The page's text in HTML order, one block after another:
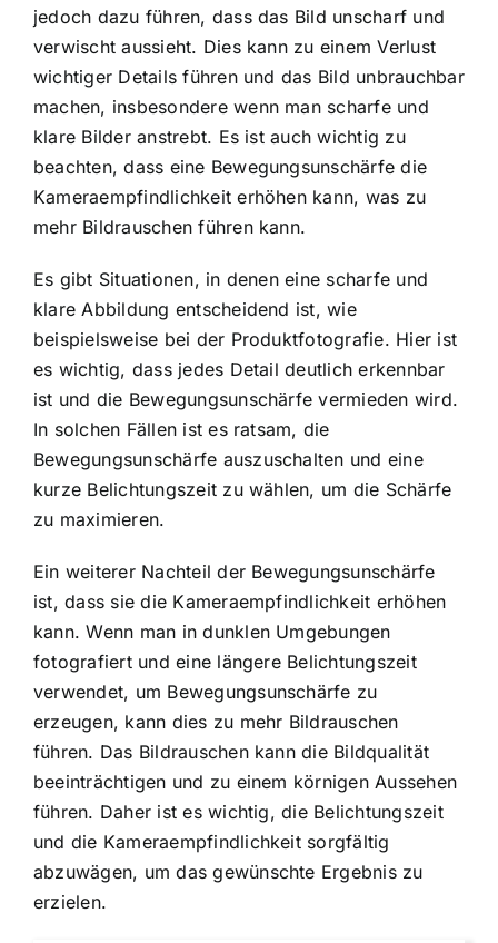
jedoch dazu führen, dass das Bild unscharf und
verwischt aussieht. Dies kann zu einem Verlust
wichtiger Details führen und das Bild unbrauchbar
machen, insbesondere wenn man scharfe und
klare Bilder anstrebt. Es ist auch wichtig zu
beachten, dass eine Bewegungsunschärfe die
Kameraempfindlichkeit erhöhen kann, was zu
mehr Bildrauschen führen kann.
Es gibt Situationen, in denen eine scharfe und
klare Abbildung entscheidend ist, wie
beispielsweise bei der Produktfotografie. Hier ist
es wichtig, dass jedes Detail deutlich erkennbar
ist und die Bewegungsunschärfe vermieden wird.
In solchen Fällen ist es ratsam, die
Bewegungsunschärfe auszuschalten und eine
kurze Belichtungszeit zu wählen, um die Schärfe
zu maximieren.
Ein weiterer Nachteil der Bewegungsunschärfe
ist, dass sie die Kameraempfindlichkeit erhöhen
kann. Wenn man in dunklen Umgebungen
fotografiert und eine längere Belichtungszeit
verwendet, um Bewegungsunschärfe zu
erzeugen, kann dies zu mehr Bildrauschen
führen. Das Bildrauschen kann die Bildqualität
beeinträchtigen und zu einem körnigen Aussehen
führen. Daher ist es wichtig, die Belichtungszeit
und die Kameraempfindlichkeit sorgfältig
abzuwägen, um das gewünschte Ergebnis zu
erzielen.